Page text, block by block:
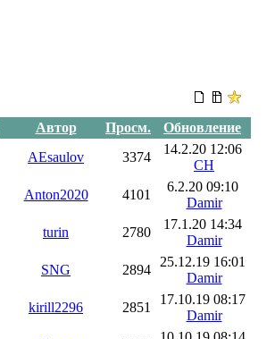
Автор Просм.
Обновление
AEsaulov 3374
14.2.20 12:06
CH
Anton2020 4101
6.2.20 09:10
Damir
turin 2780
17.1.20 14:34
Damir
SNG 2894
25.12.19 16:01
Damir
kirill2296 2851
17.10.19 08:17
Damir